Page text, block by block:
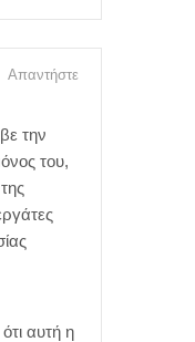
Απαντήστε
την
του,
αυτή η